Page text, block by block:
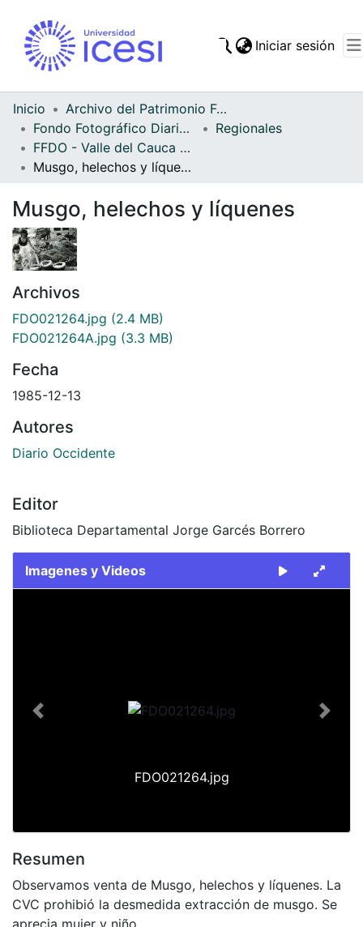
Todo DSpace
Estadísticas
Iniciar sesión
Inicio
Archivo del Patrimonio Fotográfico y Fílmico del Valle del Cauca
Fondo Fotográfico Diario Occidente
Regionales
FFDO - Valle del Cauca - Patrimonial
Musgo, helechos y líquenes
Musgo, helechos y líquenes
Archivos
FDO021264.jpg (2.4 MB)
FDO021264A.jpg (3.3 MB)
Fecha
1985-12-13
Autores
Diario Occidente
Editor
Biblioteca Departamental Jorge Garcés Borrero
Imagenes y Videos
FDO021264.jpg
Previous Next
Resumen
Observamos venta de Musgo, helechos y líquenes. La
CVC prohibió la desmedida extracción de musgo. Se
aprecia mujer y niño